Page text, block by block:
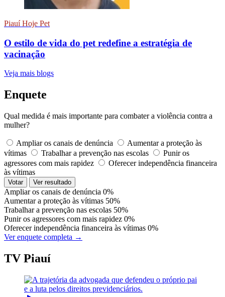
Piauí Hoje Pet
O estilo de vida do pet redefine a estratégia de
vacinação
Veja mais blogs
Enquete
Qual medida é mais importante para combater a violência contra a
mulher?
Ampliar os canais de denúncia
Aumentar a proteção às
vítimas
Trabalhar a prevenção nas escolas
Punir os
agressores com mais rapidez
Oferecer independência financeira
às vítimas
Votar Ver resultado
Ampliar os canais de denúncia 0%
Aumentar a proteção às vítimas 50%
Trabalhar a prevenção nas escolas 50%
Punir os agressores com mais rapidez 0%
Oferecer independência financeira às vítimas 0%
Ver enquete completa →
TV Piauí